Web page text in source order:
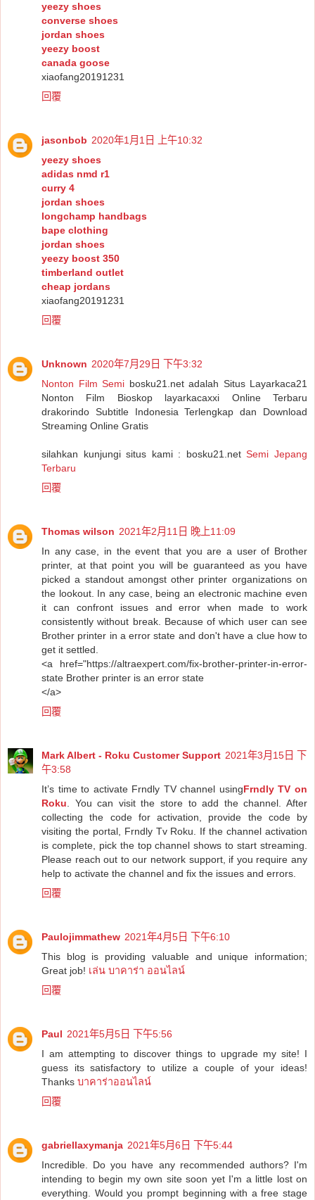
yeezy shoes
converse shoes
jordan shoes
yeezy boost
canada goose
xiaofang20191231
回覆
jasonbob 2020年1月1日 上午10:32
yeezy shoes
adidas nmd r1
curry 4
jordan shoes
longchamp handbags
bape clothing
jordan shoes
yeezy boost 350
timberland outlet
cheap jordans
xiaofang20191231
回覆
Unknown 2020年7月29日 下午3:32
Nonton Film Semi bosku21.net adalah Situs Layarkaca21
Nonton Film Bioskop layarkacaxxi Online Terbaru
drakorindo Subtitle Indonesia Terlengkap dan Download
Streaming Online Gratis
silahkan kunjungi situs kami : bosku21.netSemi Jepang
Terbaru
回覆
Thomas wilson 2021年2月11日 晚上11:09
In any case, in the event that you are a user of Brother
printer, at that point you will be guaranteed as you have
picked a standout amongst other printer organizations on
the lookout. In any case, being an electronic machine even
it can confront issues and error when made to work
consistently without break. Because of which user can see
Brother printer in a error state and don't have a clue how to
get it settled.
<a href="https://altraexpert.com/fix-brother-printer-in-error-
state Brother printer is an error state
</a>
回覆
Mark Albert - Roku Customer Support 2021年3月15日 下
午3:58
It’s time to activate Frndly TV channel usingFrndly TV on
Roku. You can visit the store to add the channel. After
collecting the code for activation, provide the code by
visiting the portal, Frndly Tv Roku. If the channel activation
is complete, pick the top channel shows to start streaming.
Please reach out to our network support, if you require any
help to activate the channel and fix the issues and errors.
回覆
Paulojimmathew 2021年4月5日 下午6:10
This blog is providing valuable and unique information;
Great job! เล่น บาคาร่า ออนไลน์
回覆
Paul 2021年5月5日 下午5:56
I am attempting to discover things to upgrade my site! I
guess its satisfactory to utilize a couple of your ideas!
Thanks บาคาร่าออนไลน์
回覆
gabriellaxymanja 2021年5月6日 下午5:44
Incredible. Do you have any recommended authors? I'm
intending to begin my own site soon yet I'm a little lost on
everything. Would you prompt beginning with a free stage